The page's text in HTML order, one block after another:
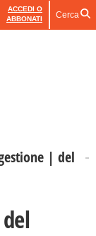
ACCEDI O
ABBONATI
Cerca
| del